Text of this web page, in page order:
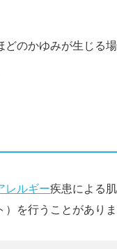
のかゆみが生じる
レルギー疾患による
）を行うことがあり